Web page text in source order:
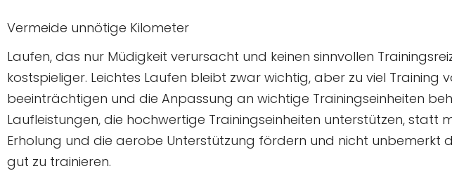
Vermeide unnötige Kilometer
Laufen, das nur Müdigkeit verursacht und keinen sinnvollen
kostspieliger. Leichtes Laufen bleibt zwar wichtig, aber zu viel Training
beeinträchtigen und die Anpassung an wichtige Trainingseinheiten
Laufleistungen, die hochwertige Trainingseinheiten unterstützen, statt
Erholung und die aerobe Unterstützung fördern und nicht unbemerkt
gut zu trainieren.